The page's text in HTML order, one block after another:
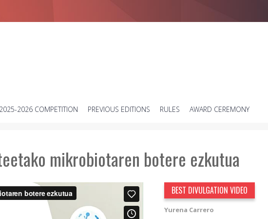
2025-2026 COMPETITION PREVIOUS EDITIONS RULES AWARD CEREMONY
mikrobiotaren botere ezkutua
BEST DIVULGATION VIDEO
Yurena Carrero